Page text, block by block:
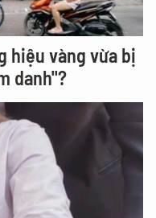
hiệu vàng vừa bị
danh"?